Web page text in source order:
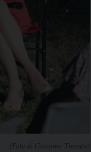
(Foto di Giacomo Trovato)